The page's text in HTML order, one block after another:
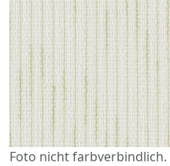
Foto nicht